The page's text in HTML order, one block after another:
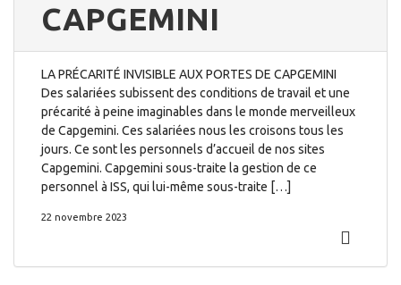
CAPGEMINI
LA PRÉCARITÉ INVISIBLE AUX PORTES DE CAPGEMINI
Des salariées subissent des conditions de travail et une
précarité à peine imaginables dans le monde merveilleux
de Capgemini. Ces salariées nous les croisons tous les
jours. Ce sont les personnels d’accueil de nos sites
Capgemini. Capgemini sous-traite la gestion de ce
personnel à ISS, qui lui-même sous-traite […]
22 novembre 2023